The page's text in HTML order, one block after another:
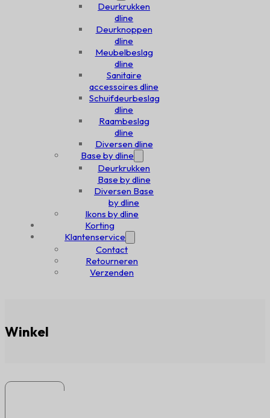
Deurkrukken
dline
Deurknoppen
dline
Meubelbeslag
dline
Sanitaire
accessoires dline
Schuifdeurbeslag
dline
Raambeslag
dline
Diversen dline
Base by dline
Deurkrukken
Base by dline
Diversen Base
by dline
Ikons by dline
Korting
Klantenservice
Contact
Retourneren
Verzenden
Winkel